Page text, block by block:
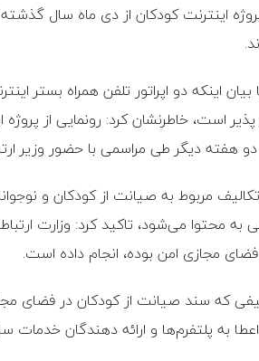
اینکه دو اپراتور تلفن همراه بستر
است، خاطرنشان کرد: رونمایی از
هفته دیگر طی مراسمی با حضور وزیر
مربوط به صیانت از کودکان و
محتوا می‌شود، تاکید کرد: وزارت
مجازی امن بوده، انجام داده است.
که سند صیانت از کودکان در فضای
به پلتفرم‌ها و ارائه دهندگان خدمات